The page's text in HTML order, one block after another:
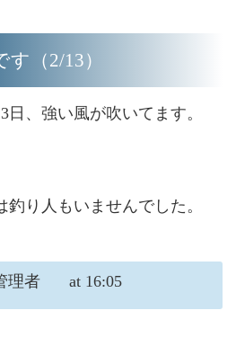
（2/13）
、強い風が吹いてます。
り人もいませんでした。
理者 at 16:05